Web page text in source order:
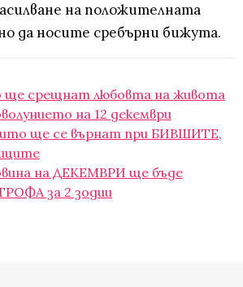
на положителната
да носите сребърни бижута.
ще срещнат любовта на живота
на 12 декември
ще се върнат при БИВШИТЕ,
на ДЕКЕМВРИ ще бъде
за 2 зодии